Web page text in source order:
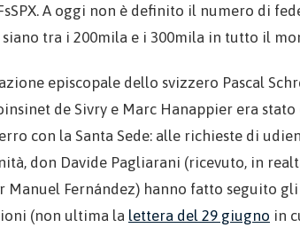
A oggi non è definito il numero di
tra i 200mila e i 300mila in tutto il
episcopale dello svizzero Pascal
de Sivry e Marc Hanappier era
con la Santa Sede: alle richieste di
don Davide Pagliarani (ricevuto, in
Manuel Fernández) hanno fatto seguito
(non ultima la lettera del 29 giugno in